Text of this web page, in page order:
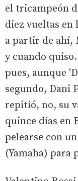
el tricampeón
diez vueltas en
a partir de ahí,
y cuando
pues, aunque
segundo, Dani
repitió, no, su
quince días en
pelearse con
(Yamaha) para